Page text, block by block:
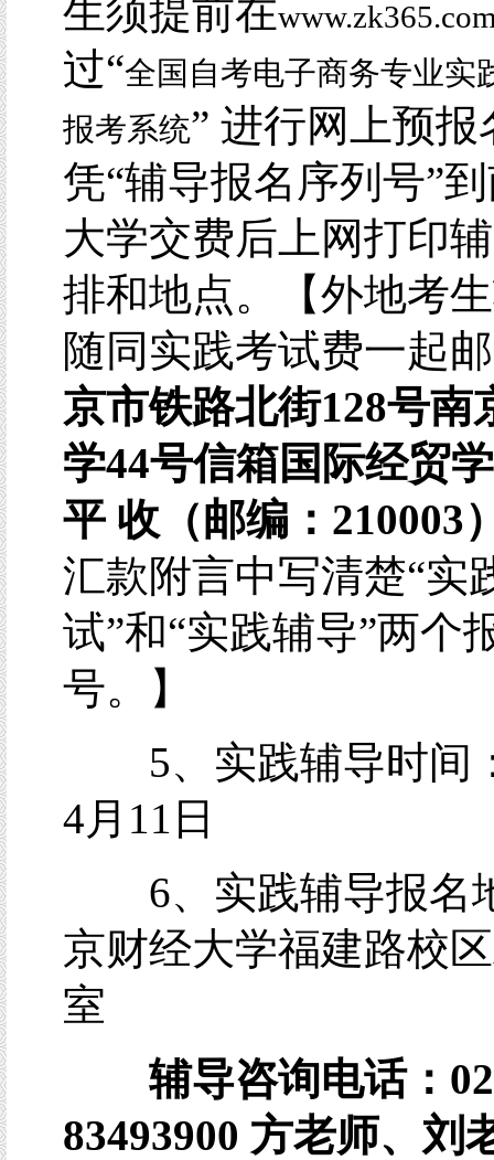
生须提前在
过“全国自考电子商务专业实
报考系统” 进行网上预报
凭“辅导报名序列号”
大学交费后上网打印
排和地点。【外地考
随同实践考试费一起
京市铁路北街128号南
学44号信箱国际经贸
平 收（邮编：210003
汇款附言中写清楚“实
试”和“实践辅导”两个
号。】
5、实践辅导时间
4月11日
6、实践辅导报名
京财经大学福建路校
室
辅导咨询电话：
83493900 方老师、刘